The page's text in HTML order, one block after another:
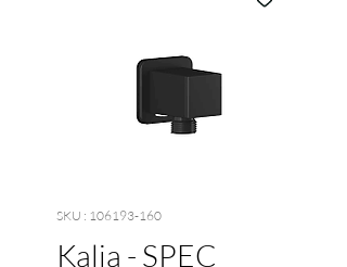
SKU : 106193-160
Kalia - SPEC